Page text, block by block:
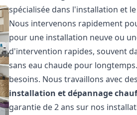
spécialisée dans l'installation et
Nous intervenons rapidement
pour une installation neuve ou
d'intervention rapides, souvent
sans eau chaude pour
besoins. Nous travaillons avec
installation et dépannage
garantie de 2 ans sur nos